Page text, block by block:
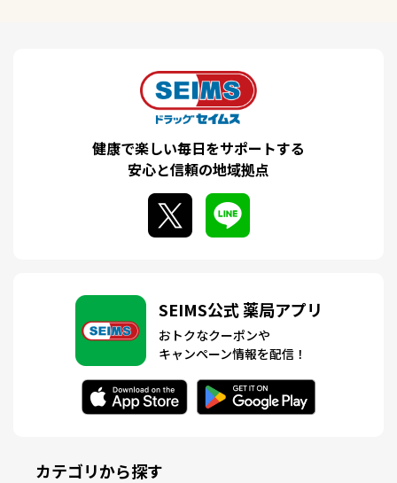
健康で楽しい毎日をサポートする
安心と信頼の地域拠点
SEIMS公式 薬局アプリ
おトクなクーポンや
キャンペーン情報を配信！
カテゴリから探す